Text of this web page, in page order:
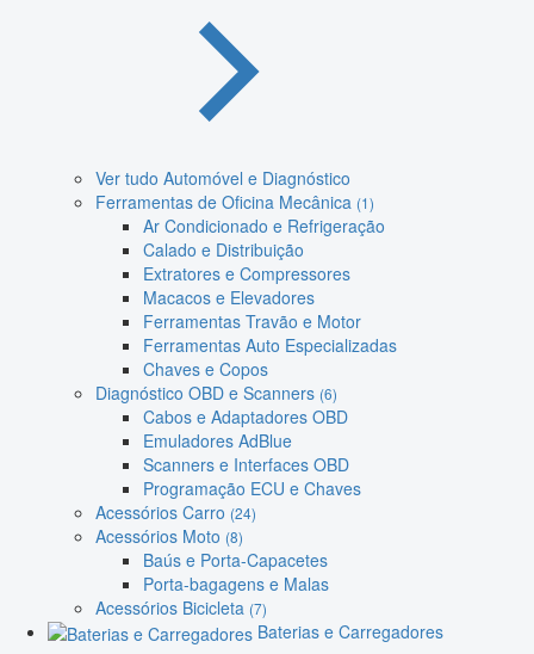
Ver tudo Automóvel e Diagnóstico
Ferramentas de Oficina Mecânica (1)
Ar Condicionado e Refrigeração
Calado e Distribuição
Extratores e Compressores
Macacos e Elevadores
Ferramentas Travão e Motor
Ferramentas Auto Especializadas
Chaves e Copos
Diagnóstico OBD e Scanners (6)
Cabos e Adaptadores OBD
Emuladores AdBlue
Scanners e Interfaces OBD
Programação ECU e Chaves
Acessórios Carro (24)
Acessórios Moto (8)
Baús e Porta-Capacetes
Porta-bagagens e Malas
Acessórios Bicicleta (7)
Baterias e Carregadores